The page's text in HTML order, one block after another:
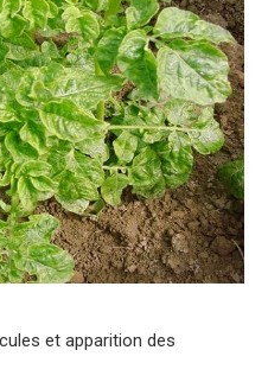
et apparition des